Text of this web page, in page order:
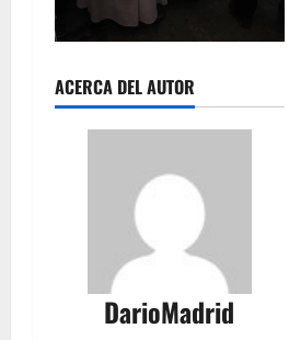
ACERCA DEL AUTOR
DarioMadrid